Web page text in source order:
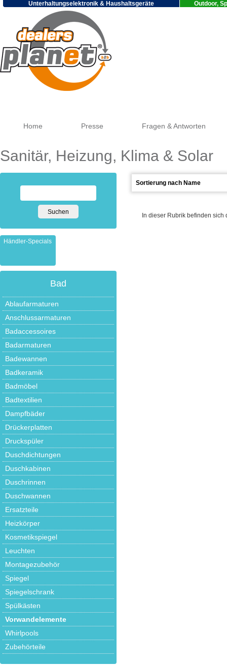
Unterhaltungselektronik & Haushaltsgeräte Outdoor,
Home Presse Fragen & Antworten
Sanitär, Heizung, Klima & Solar
In dieser Rubrik befinden
Händler-Specials
Bad
Ablaufarmaturen
Anschlussarmaturen
Badaccessoires
Badarmaturen
Badewannen
Badkeramik
Badmöbel
Badtextilien
Dampfbäder
Drückerplatten
Druckspüler
Duschdichtungen
Duschkabinen
Duschrinnen
Duschwannen
Ersatzteile
Heizkörper
Kosmetikspiegel
Leuchten
Montagezubehör
Spiegel
Spiegelschrank
Spülkästen
Vorwandelemente
Whirlpools
Zubehörteile